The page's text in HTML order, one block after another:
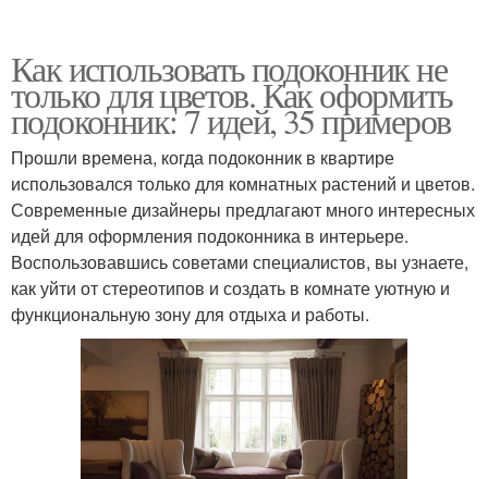
Как использовать подоконник не
только для цветов. Как оформить
подоконник: 7 идей, 35 примеров
Прошли времена, когда подоконник в квартире
использовался только для комнатных растений и цветов.
Современные дизайнеры предлагают много интересных
идей для оформления подоконника в интерьере.
Воспользовавшись советами специалистов, вы узнаете,
как уйти от стереотипов и создать в комнате уютную и
функциональную зону для отдыха и работы.